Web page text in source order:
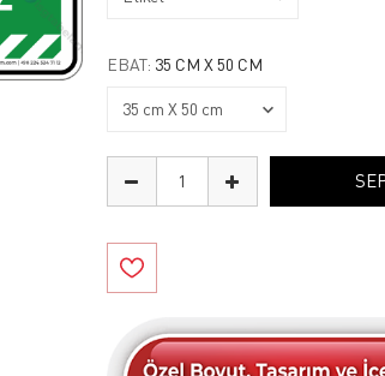
EBAT: 35 CM X 50 CM